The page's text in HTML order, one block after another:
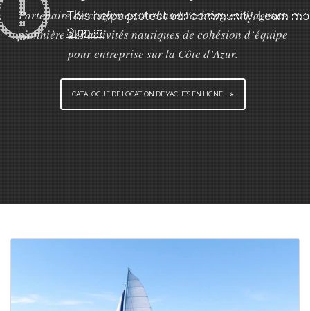
Partenaire de confiance, Arthaud Yachting est l’agence
pionnière des activités nautiques de cohésion d’équipe
pour entreprise sur la Côte d’Azur.
CATALOGUE DE LOCATION DE YACHTS EN LIGNE